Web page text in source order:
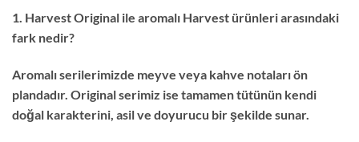
1. Harvest Original ile aromalı Harvest ürünleri arasındaki
fark nedir?
Aromalı serilerimizde meyve veya kahve notaları ön
plandadır. Original serimiz ise tamamen tütünün kendi
doğal karakterini, asil ve doyurucu bir şekilde sunar.